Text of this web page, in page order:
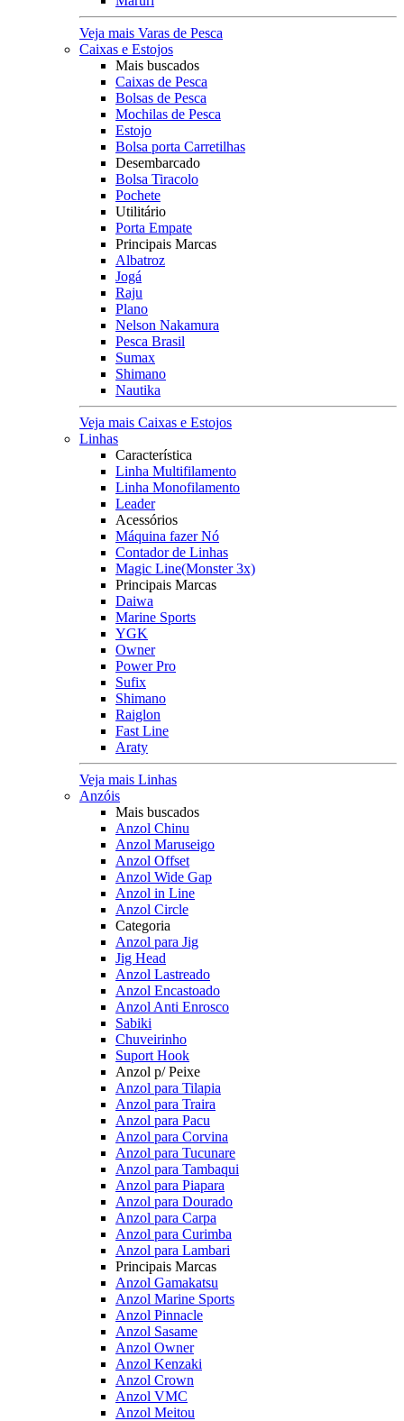
Veja mais Varas de Pesca
Caixas e Estojos
Mais buscados
Caixas de Pesca
Bolsas de Pesca
Mochilas de Pesca
Estojo
Bolsa porta Carretilhas
Desembarcado
Bolsa Tiracolo
Pochete
Utilitário
Porta Empate
Principais Marcas
Albatroz
Jogá
Raju
Plano
Nelson Nakamura
Pesca Brasil
Sumax
Shimano
Nautika
Veja mais Caixas e Estojos
Linhas
Característica
Linha Multifilamento
Linha Monofilamento
Leader
Acessórios
Máquina fazer Nó
Contador de Linhas
Magic Line(Monster 3x)
Principais Marcas
Daiwa
Marine Sports
YGK
Owner
Power Pro
Sufix
Shimano
Raiglon
Fast Line
Araty
Veja mais Linhas
Anzóis
Mais buscados
Anzol Chinu
Anzol Maruseigo
Anzol Offset
Anzol Wide Gap
Anzol in Line
Anzol Circle
Categoria
Anzol para Jig
Jig Head
Anzol Lastreado
Anzol Encastoado
Anzol Anti Enrosco
Sabiki
Chuveirinho
Suport Hook
Anzol p/ Peixe
Anzol para Tilapia
Anzol para Traira
Anzol para Pacu
Anzol para Corvina
Anzol para Tucunare
Anzol para Tambaqui
Anzol para Piapara
Anzol para Dourado
Anzol para Carpa
Anzol para Curimba
Anzol para Lambari
Principais Marcas
Anzol Gamakatsu
Anzol Marine Sports
Anzol Pinnacle
Anzol Sasame
Anzol Owner
Anzol Kenzaki
Anzol Crown
Anzol VMC
Anzol Meitou